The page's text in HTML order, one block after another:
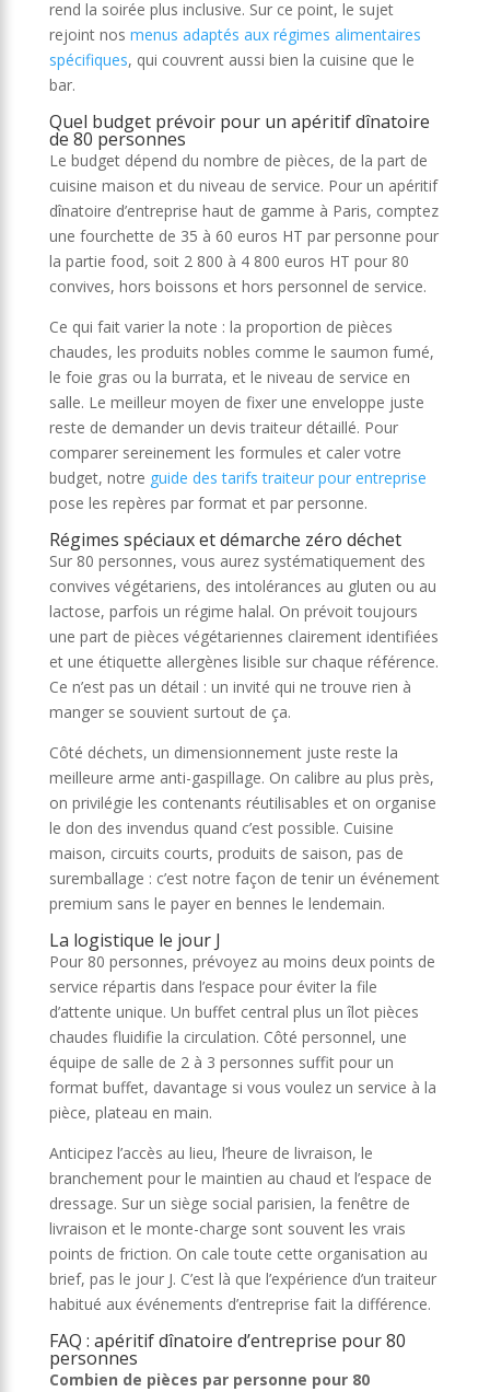
rend la soirée plus inclusive. Sur ce point, le sujet
rejoint nos menus adaptés aux régimes alimentaires
spécifiques, qui couvrent aussi bien la cuisine que le
bar.
Quel budget prévoir pour un apéritif dînatoire
de 80 personnes
Le budget dépend du nombre de pièces, de la part de
cuisine maison et du niveau de service. Pour un apéritif
dînatoire d’entreprise haut de gamme à Paris, comptez
une fourchette de 35 à 60 euros HT par personne pour
la partie food, soit 2 800 à 4 800 euros HT pour 80
convives, hors boissons et hors personnel de service.
Ce qui fait varier la note : la proportion de pièces
chaudes, les produits nobles comme le saumon fumé,
le foie gras ou la burrata, et le niveau de service en
salle. Le meilleur moyen de fixer une enveloppe juste
reste de demander un devis traiteur détaillé. Pour
comparer sereinement les formules et caler votre
budget, notre guide des tarifs traiteur pour entreprise
pose les repères par format et par personne.
Régimes spéciaux et démarche zéro déchet
Sur 80 personnes, vous aurez systématiquement des
convives végétariens, des intolérances au gluten ou au
lactose, parfois un régime halal. On prévoit toujours
une part de pièces végétariennes clairement identifiées
et une étiquette allergènes lisible sur chaque référence.
Ce n’est pas un détail : un invité qui ne trouve rien à
manger se souvient surtout de ça.
Côté déchets, un dimensionnement juste reste la
meilleure arme anti-gaspillage. On calibre au plus près,
on privilégie les contenants réutilisables et on organise
le don des invendus quand c’est possible. Cuisine
maison, circuits courts, produits de saison, pas de
suremballage : c’est notre façon de tenir un événement
premium sans le payer en bennes le lendemain.
La logistique le jour J
Pour 80 personnes, prévoyez au moins deux points de
service répartis dans l’espace pour éviter la file
d’attente unique. Un buffet central plus un îlot pièces
chaudes fluidifie la circulation. Côté personnel, une
équipe de salle de 2 à 3 personnes suffit pour un
format buffet, davantage si vous voulez un service à la
pièce, plateau en main.
Anticipez l’accès au lieu, l’heure de livraison, le
branchement pour le maintien au chaud et l’espace de
dressage. Sur un siège social parisien, la fenêtre de
livraison et le monte-charge sont souvent les vrais
points de friction. On cale toute cette organisation au
brief, pas le jour J. C’est là que l’expérience d’un traiteur
habitué aux événements d’entreprise fait la différence.
FAQ : apéritif dînatoire d’entreprise pour 80
personnes
Combien de pièces par personne pour 80